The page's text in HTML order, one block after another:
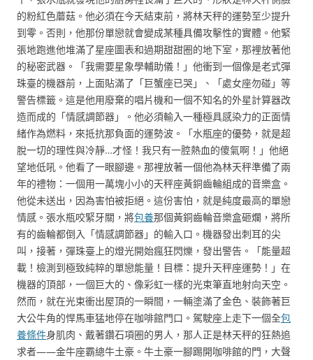
的粉紅色蘑菇。他必須在今天結束前，將林天秤的運勢至少提升
到零。否則，他那份單戀就會變成某種具備攻擊性的實體。他緊
張地跑進他堆滿了星座圖表和過期甜甜圈的地下室，那裡放著他
的秘密武器。「我需要星象學輔助儀！」他衝到一個像是老式彈
珠臺的機器前，上面貼滿了「巨蟹座已哭」、「處女座勿碰」等
警告標籤。這是他用廢棄的唱片機和一個不知名的外星計算器改
造而成的「情感調節器」。他必須輸入一種極具感染力的正面情
緒作為燃料，來抵抗那負面的運勢波。「水瓶座的優勢，就是超
脫一切的理性與冷靜…才怪！我只有一腔熱血的傻氣啊！」他絕
望地低吼。他看了一眼腳邊。那裡放著一個他為林天秤準備了兩
年的禮物：一個用一萬塊小小的天秤座黃銅齒輪組成的音樂盒。
他從未送出，因為害怕被拒絕。這份害怕，就是純度最高的單戀
情感。張水瓶咬緊牙關，將包養那個黃銅齒輪音樂盒砸爛，將所
有的齒輪都倒入「情感調節器」的輸入口。機器發出刺耳的尖
叫，接著，彈珠臺上的燈光開始瘋狂閃爍，發出警告。「能量超
載！檢測到極致純粹的單戀能量！目標：提升天秤座運勢！」在
機器的頂部，一個巨大的、像彩虹一樣的光束筆直地射向天空。
然而，就在光束衝出屋頂的一瞬間，一輛塗滿了金色、裝飾著巨
大公牛角的悍馬車猛地停在咖啡館門口。駕駛座上走下一個全包
養條件身肌肉、戴著鑽石項圈的男人，那人正是林天秤的狂熱追
求者——金牛座霸總牛土豪。牛土豪一腳踢開咖啡館的門，大聲